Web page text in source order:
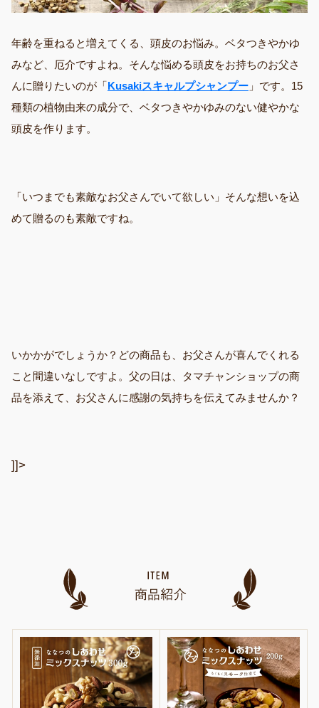
年齢を重ねると増えてくる、頭皮のお悩み。ベタつきやかゆ
みなど、厄介ですよね。そんな悩める頭皮をお持ちのお父さ
んに贈りたいのが「Kusakiスキャルプシャンプー 」です。15
種類の植物由来の成分で、ベタつきやかゆみのない健やかな
頭皮を作ります。
「いつまでも素敵なお父さんでいて欲しい」そんな想いを込
めて贈るのも素敵ですね。
いかかがでしょうか？どの商品も、お父さんが喜んでくれる
こと間違いなしですよ。父の日は、タマチャンショップの商
品を添えて、お父さんに感謝の気持ちを伝えてみませんか？
]]>